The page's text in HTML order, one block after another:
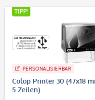
TIPP!
PERSONALISIERBAR
Colop Printer 30 (47x18
5 Zeilen)